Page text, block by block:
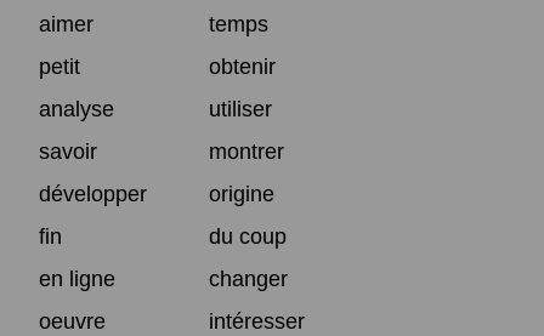
aimer
temps
petit
obtenir
analyse
utiliser
savoir
montrer
développer
origine
fin
du coup
en ligne
changer
oeuvre
intéresser